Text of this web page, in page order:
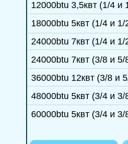
12000btu 3,5квт (1/4 и
18000btu 5квт (1/4 и 1/
24000btu 7квт (1/4 и 1/
24000btu 7квт (3/8 и 5/
36000btu 12квт (3/8 и
48000btu 5квт (3/4 и 3/
60000btu 5квт (3/4 и 3/